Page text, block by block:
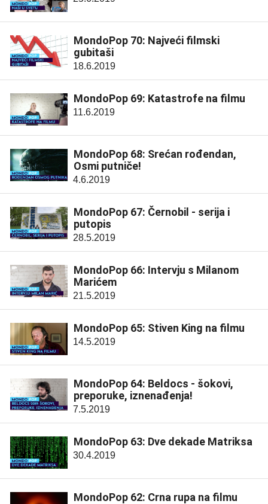
MondoPop 70: Najveći filmski
gubitaši
18.6.2019
MondoPop 69: Katastrofe na filmu
11.6.2019
MondoPop 68: Srećan rođendan,
Osmi putniče!
4.6.2019
MondoPop 67: Černobil - serija i
putopis
28.5.2019
MondoPop 66: Intervju s Milanom
Marićem
21.5.2019
MondoPop 65: Stiven King na filmu
14.5.2019
MondoPop 64: Beldocs - šokovi,
preporuke, iznenađenja!
7.5.2019
MondoPop 63: Dve dekade Matriksa
30.4.2019
MondoPop 62: Crna rupa na filmu